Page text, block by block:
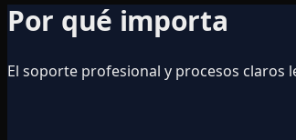
Por qué importa
El soporte profesional y procesos claros